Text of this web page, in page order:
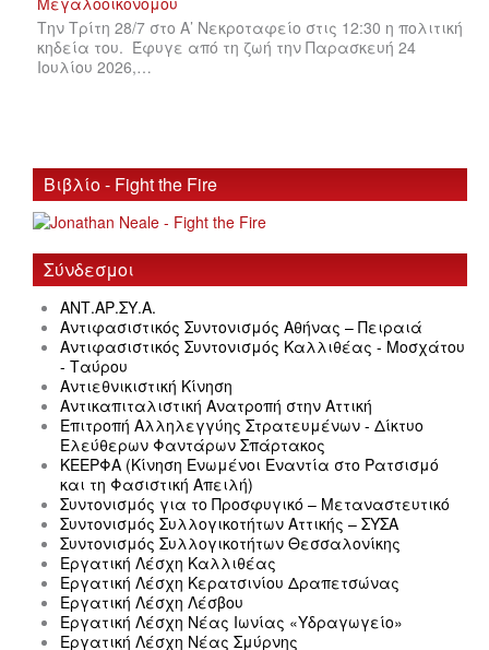
Την Τρίτη 28/7 στο Α’ Νεκροταφείο στις 12:30 η πολιτική
κηδεία του. Έφυγε από τη ζωή την Παρασκευή 24
Ιουλίου 2026,…
Βιβλίο - Fight the Fire
Σύνδεσμοι
ΑΝΤ.ΑΡ.ΣΥ.Α.
Αντιφασιστικός Συντονισμός Αθήνας – Πειραιά
Αντιφασιστικός Συντονισμός Καλλιθέας - Μοσχάτου
- Ταύρου
Αντιεθνικιστική Κίνηση
Αντικαπιταλιστική Ανατροπή στην Αττική
Επιτροπή Αλληλεγγύης Στρατευμένων - Δίκτυο
Ελεύθερων Φαντάρων Σπάρτακος
ΚΕΕΡΦΑ (Κίνηση Ενωμένοι Εναντία στο Ρατσισμό
και τη Φασιστική Απειλή)
Συντονισμός για το Προσφυγικό – Μεταναστευτικό
Συντονισμός Συλλογικοτήτων Αττικής – ΣΥΣΑ
Συντονισμός Συλλογικοτήτων Θεσσαλονίκης
Εργατική Λέσχη Καλλιθέας
Εργατική Λέσχη Κερατσινίου Δραπετσώνας
Εργατική Λέσχη Λέσβου
Εργατική Λέσχη Νέας Ιωνίας «Υδραγωγείο»
Εργατική Λέσχη Νέας Σμύρνης